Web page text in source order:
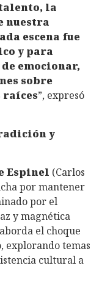
la
nuestra
escena fue
y para
emocionar,
sobre
raíces”, expresó
y
Espinel (Carlos
por mantener
por el
y magnética
el choque
explorando temas
cultural a